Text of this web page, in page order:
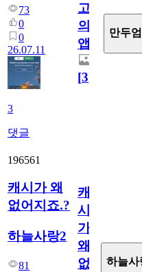
73
0
0
26.07.11
3
댓글
고
의
앱.
[3]
만두
196561
캐시가 왜
없어지죠.?
하늘사랑2
81
캐
시
가
왜
없
하늘사